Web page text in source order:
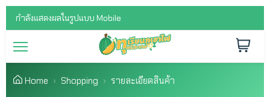
กำลังแสดงผลในรูปแบบ Mobile
Home Shopping รายละเอียดสินค้า